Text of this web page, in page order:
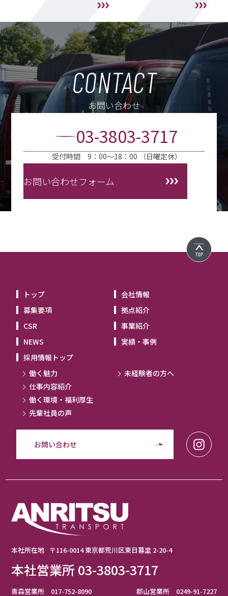
CONTACT
お問い合わせ
03-3803-3717
受付時間 9：00～18：00 （日曜定休）
お問い合わせフォーム
トップ
募集要項
CSR
NEWS
会社情報
拠点紹介
事業紹介
実績・事例
採用情報トップ
働く魅力
未経験者の方へ
働く環境・福利厚生
仕事内容紹介
先輩社員の声
お問い合わせ
本社所在地 〒116-0014 東京都荒川区東日暮里 2-20-4
本社営業所 03-3803-3717
青森営業所 017-752-8090 郡山営業所 0249-91-7227